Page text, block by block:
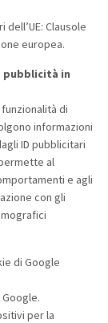
Clausole
europea.
pubblicità in
di
informazioni
ID pubblicitari
al
e agli
con gli
di Google
per la